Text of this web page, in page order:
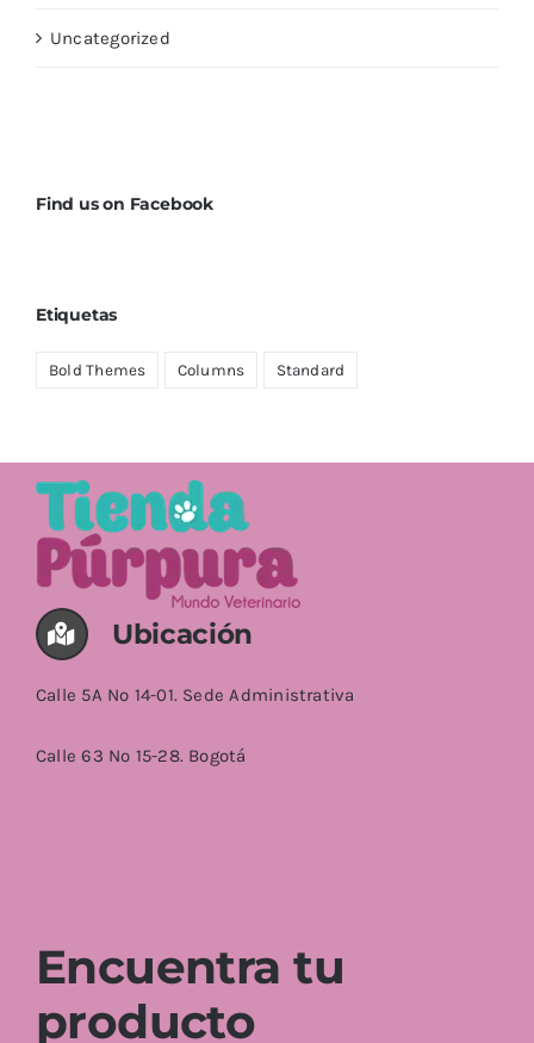
Uncategorized
Find us on Facebook
Etiquetas
Bold Themes Columns Standard
Ubicación
Calle 5A No 14-01. Sede Administrativa
Calle 63 No 15-28. Bogotá
Encuentra tu
producto